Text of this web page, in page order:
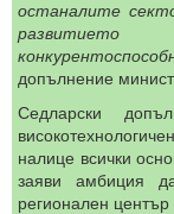
останалите
допълнение
Седларски
налице всички
заяви амбиция
регионален център